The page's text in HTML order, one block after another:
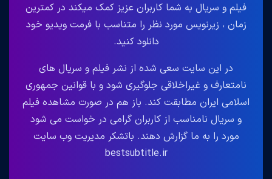
فیلم و سریال به شما کاربران عزیز کمک میکند در کمترین
زمان ، زیرنویس مورد نظر را متناسب با فرمت ویدیو خود
دانلود کنید.
در این سایت سعی شده از نشر فیلم و سریال های
نامتعارف و غیراخلاقی جلوگیری شود و با قوانین جمهوری
اسلامی ایران مطابقت کند. باز هم در صورت مشاهده فیلم
و سریال نامناسب از کاربران گرامی در خواست می شود
مورد را به ما گزارش دهند. باتشکر مدیریت وب سایت
bestsubtitle.ir